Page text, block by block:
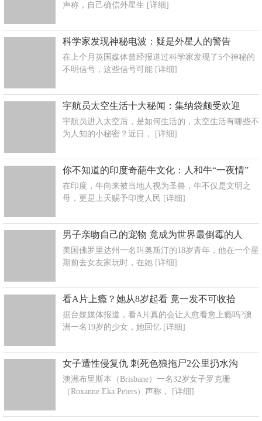
声称，自己确信外星生 [详细]
科学家发现神秘电波：疑是外星人的警告
在上个月英国媒体曾经报道过科学家发现了5个神秘的
不明信号，这些信号可能 [详细]
宇航员太空生活十大秘闻：集纳袋颇受欢迎
宇航员进入太空后，是如何生活的，太空生活有哪些不
为人知的小秘密？近日，
[详细]
你不知道的印度奇葩牛文化：人和牛“一夜情”
在印度，牛向来被当地人视为圣兽，牛不仅是文明之
母，更是上天赐予印度人民 [详细]
男子亲吻自己的宠物 竟成为世界最倒霉的人
美国佛罗里达州一名叫奥斯汀的18岁青年，他在一个星
期前去女友家玩时，在她 [详细]
看A片上瘾？她从8岁起看 竟一发不可收拾
据台媒媒体报道，看A片真的会让人愈看愈上瘾吗?澳
洲一名19岁的少女，她回忆 [详细]
女子遭性侵复仇 刺死色狼拖尸2公里扔水沟
澳洲布里斯本（Brisbane）一名32岁女子罗克珊
（Roxanne Eka Peters）声称，
[详细]